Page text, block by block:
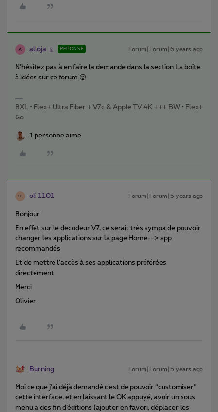
A alloja RÉPONSE Forum|Forum|6 years ago
N’hésitez pas à en faire la demande dans la section La boîte
à idées sur ce forum 😉
BXL • Flex+ Ultra Fiber + V7c & Apple TV 4K +++ BW • Flex+
Go
1 personne aime
O oli 1101 Forum|Forum|5 years ago
Bonjour
En effet sur le decodeur V7, ce serait très sympa de pouvoir
changer les applications sur la page Home--> app
recommandés
Et de mettre l'accès à ses applications préférées
directement
Merci
Olivier
Burning Forum|Forum|5 years ago
Moi ce que j’ai déjà demandé c’est de pouvoir “customiser”
cette interface, et en laissant le OK appuyé, avoir un sous
menu a des fin d’éditions (ajouter en favori, déplacer les